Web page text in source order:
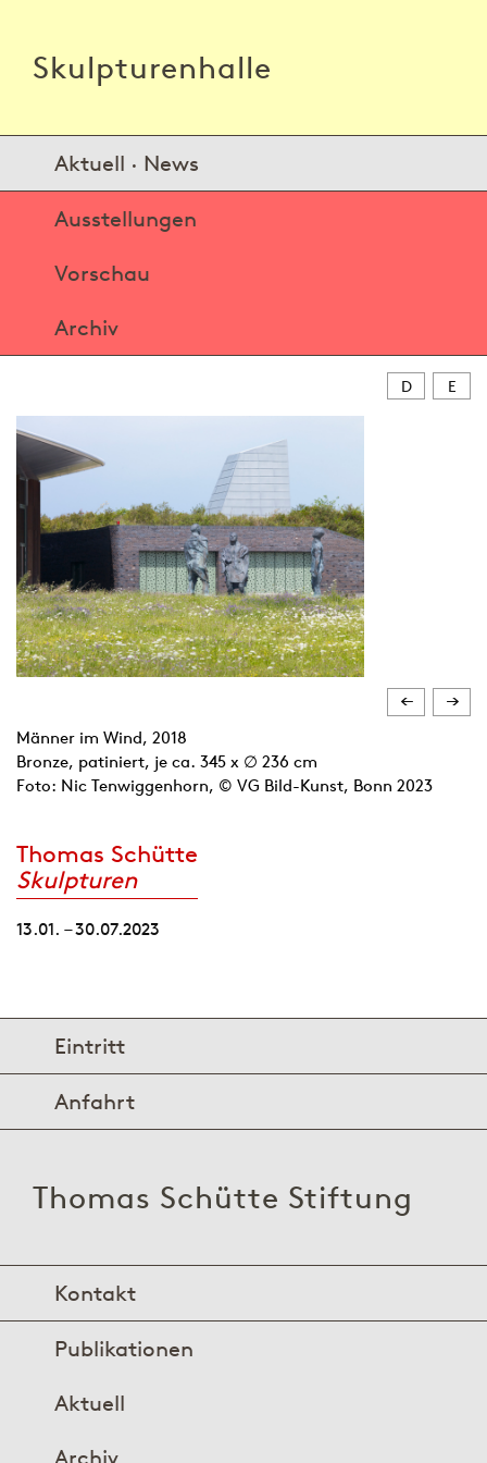
Skulpturenhalle
Aktuell · News
Ausstellungen
Vorschau
Archiv
D E
Männer im Wind, 2018
Bronze, patiniert, je ca. 345 x ∅ 236 cm
Foto: Nic Tenwiggenhorn, © VG Bild-Kunst, Bonn 2023
Thomas Schütte
Skulpturen
13.01. – 30.07.2023
Eintritt
Anfahrt
Thomas Schütte Stiftung
Kontakt
Publikationen
Aktuell
Archiv